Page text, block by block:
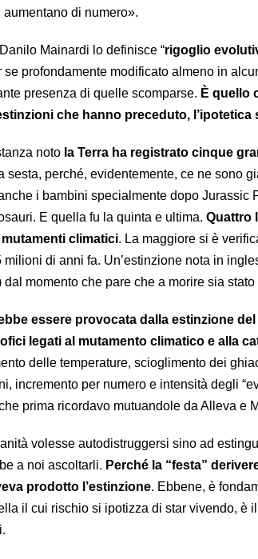
aumentano di numero».
Mainardi lo definisce “rigoglio
se profondamente modificato almeno in
presenza di quelle scomparse. È quello
che hanno preceduto, l’ipotetica
noto la Terra ha registrato cinque
sesta, perché, evidentemente, ce ne sono
i bambini specialmente dopo Jurassic
E quella fu la quinta e ultima. Quattro
climatici. La maggiore si è
milioni di anni fa. Un’estinzione nota in
dal momento che pare che a morire sia
essere provocata dalla estinzione
legati al mutamento climatico e alla
delle temperature, scioglimento dei
incremento per numero e intensità degli
prima ricordavo mutuandole da Alleva e
volesse autodistruggersi sino ad
a noi ascoltarli. Perché la “festa”
prodotto l’estinzione. Ebbene, è
il cui rischio si ipotizza di star vivendo, è